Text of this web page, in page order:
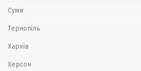
Суми
Тернопіль
Харків
Херсон